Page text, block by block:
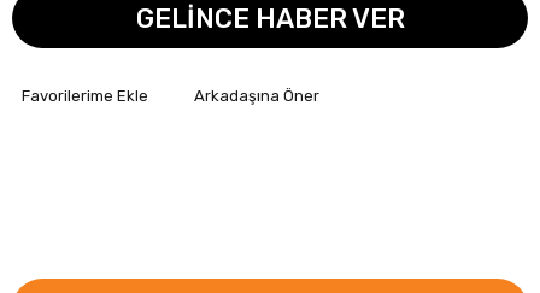
GELİNCE HABER VER
Arkadaşına Öner